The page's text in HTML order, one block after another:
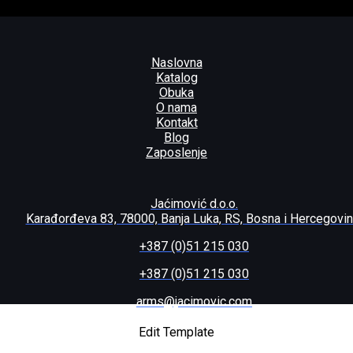
Naslovna
Katalog
Obuka
O nama
Kontakt
Blog
Zaposlenje
Jaćimović d.o.o.
Karađorđeva 83, 78000, Banja Luka, RS, Bosna i
+387 (0)51 215 030
+387 (0)51 215 030
arms@jacimovic.com
Edit Template